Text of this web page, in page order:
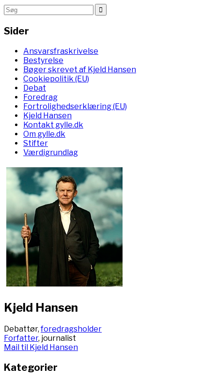
Sider
Ansvarsfraskrivelse
Bestyrelse
Bøger skrevet af Kjeld Hansen
Cookiepolitik (EU)
Debat
Foredrag
Fortrolighedserklæring (EU)
Kjeld Hansen
Kontakt gylle.dk
Om gylle.dk
Stifter
Værdigrundlag
Kjeld Hansen
Debattør,foredragsholder
Forfatter, journalist
Mail til Kjeld Hansen
Kategorier